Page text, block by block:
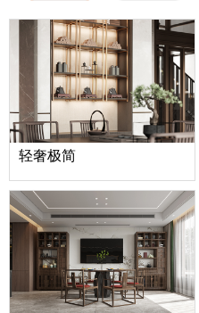
轻奢极简